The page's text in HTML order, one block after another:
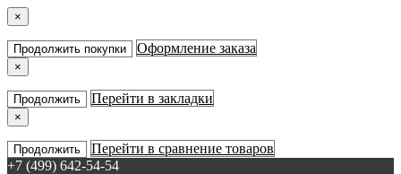
×
Продолжить покупки Оформление заказа
×
Продолжить Перейти в закладки
×
Продолжить
Перейти в сравнение товаров
+7 (499) 642-54-54